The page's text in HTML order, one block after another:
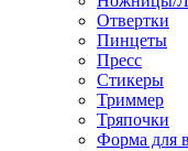
Отвертки
Пинцеты
Пресс
Стикеры
Триммер
Тряпочки
Форма для